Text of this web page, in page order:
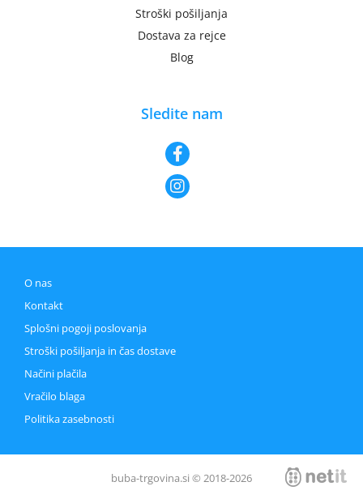
Stroški pošiljanja
Dostava za rejce
Blog
Sledite nam
O nas
Kontakt
Splošni pogoji poslovanja
Stroški pošiljanja in čas dostave
Načini plačila
Vračilo blaga
Politika zasebnosti
buba-trgovina.si © 2018-2026